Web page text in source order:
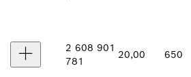
2 608 901
781
20,00 650